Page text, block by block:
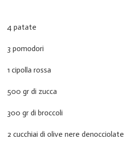
4 patate
3 pomodori
1 cipolla rossa
500 gr di zucca
300 gr di broccoli
2 cucchiai di olive nere denocciolate